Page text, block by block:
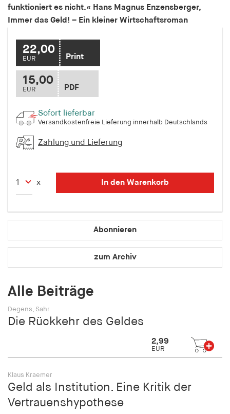
funktioniert es nicht.« Hans Magnus Enzensberger,
Immer das Geld! – Ein kleiner Wirtschaftsroman
22,00
EUR Print
15,00
EUR PDF
Sofort lieferbar
Versandkostenfreie Lieferung innerhalb Deutschlands
Zahlung und Lieferung
x In den Warenkorb
Abonnieren
zum Archiv
Alle Beiträge
Degens, Sahr
Die Rückkehr des Geldes
2,99
EUR
Klaus Kraemer
Geld als Institution. Eine Kritik der
Vertrauenshypothese
fe_typo_user
hamburger-edition.de
Cookie Laufzeit:
Sitzung
Name:
Cookie Laufzeit:
7 Tage